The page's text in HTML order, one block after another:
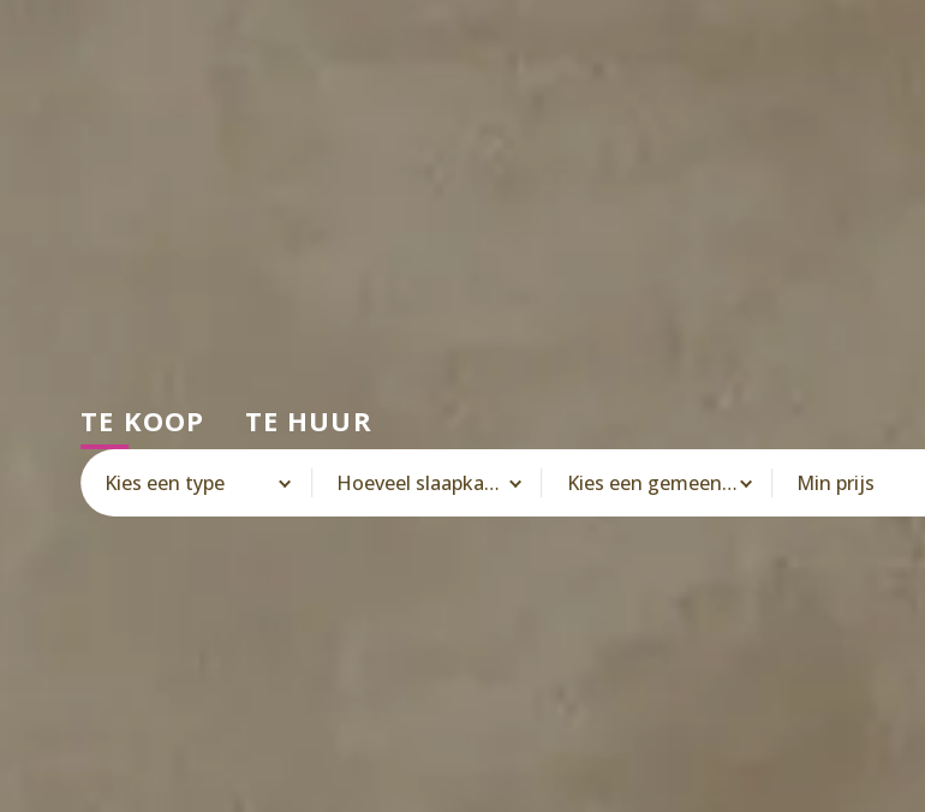
TE KOOP TE HUUR
Kies een type Hoeveel slaapkamers Kies een gemeente